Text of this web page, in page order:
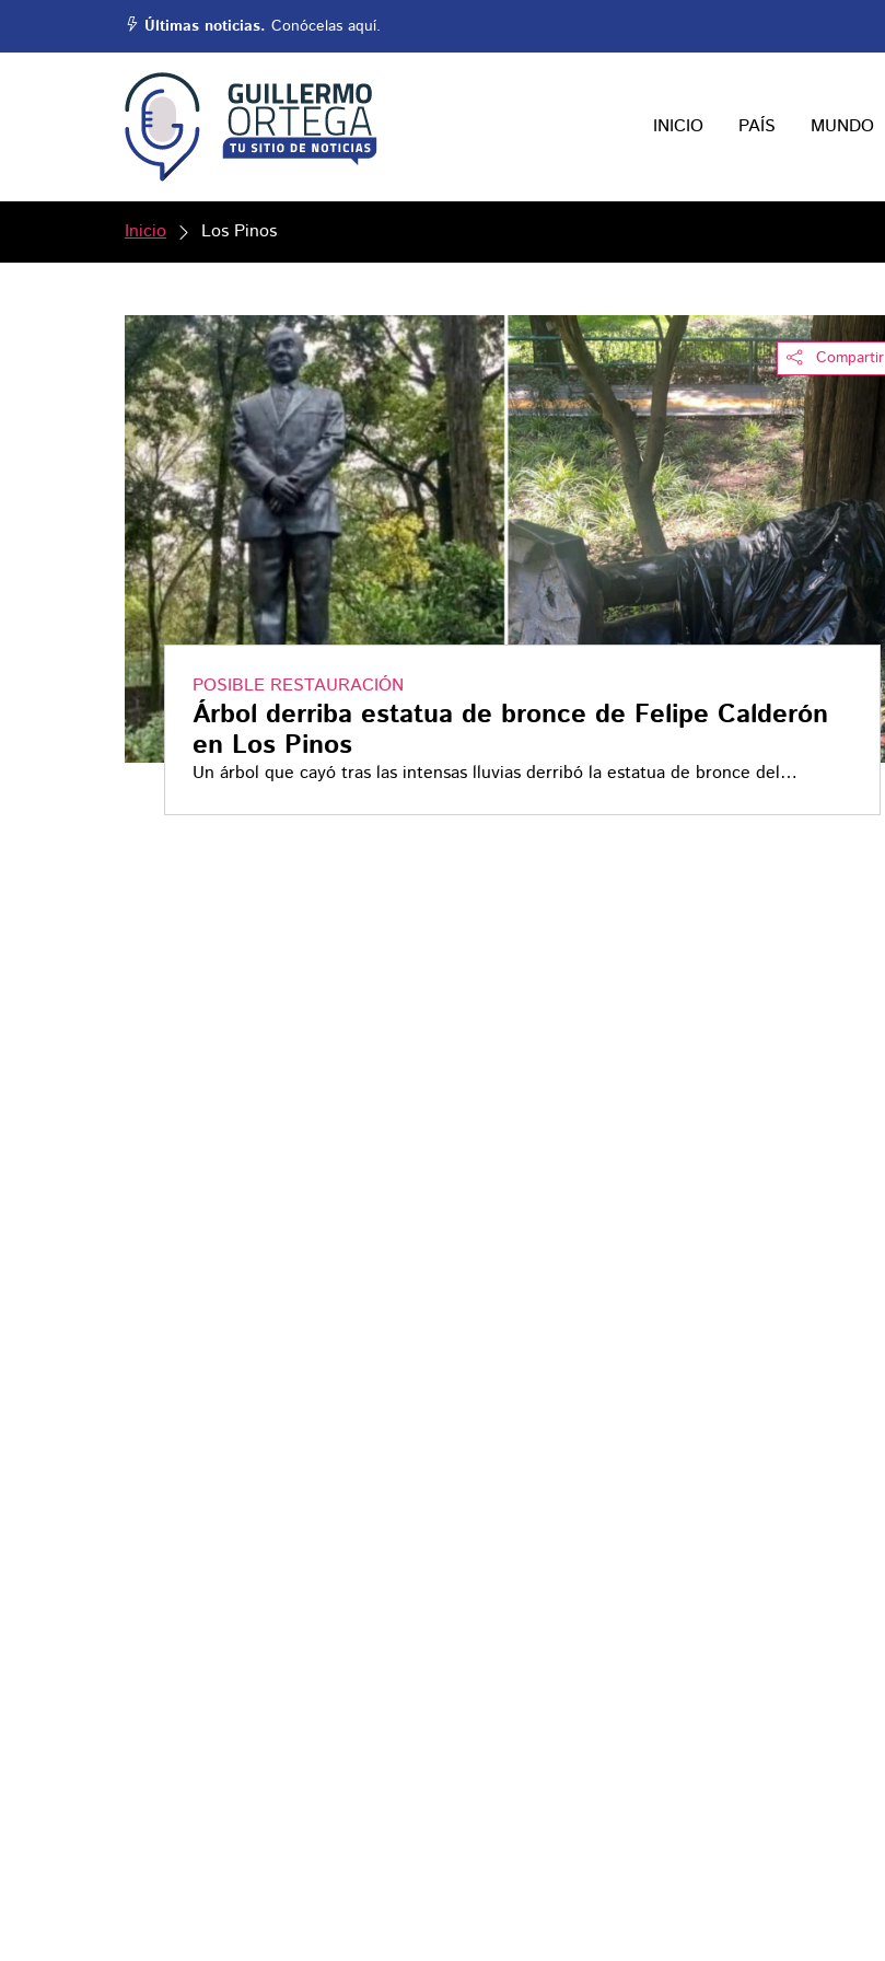
Últimas noticias. Conócelas aquí.
INICIO PAÍS MUNDO
Inicio Los Pinos
Compartir
POSIBLE RESTAURACIÓN
Árbol derriba estatua de bronce de Felipe Calderón
en Los Pinos
Un árbol que cayó tras las intensas lluvias derribó la estatua de bronce del